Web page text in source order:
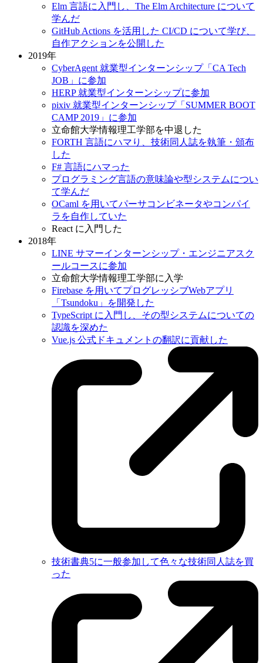
Elm 言語に入門し、The Elm Architecture について
学んだ
GitHub Actions を活用した CI/CD について学び、
自作アクションを公開した
2019年
CyberAgent 就業型インターンシップ「CA Tech
JOB」に参加
HERP 就業型インターンシップに参加
pixiv 就業型インターンシップ「SUMMER BOOT
CAMP 2019」に参加
立命館大学情報理工学部を中退した
FORTH 言語にハマり、技術同人誌を執筆・頒布
した
F# 言語にハマった
プログラミング言語の意味論や型システムについ
て学んだ
OCaml を用いてパーサコンビネータやコンパイ
ラを自作していた
React に入門した
2018年
LINE サマーインターンシップ・エンジニアスク
ールコースに参加
立命館大学情報理工学部に入学
Firebase を用いてプログレッシブWebアプリ
「Tsundoku」を開発した
TypeScript に入門し、その型システムについての
認識を深めた
Vue.js 公式ドキュメントの翻訳に貢献した
技術書典5に一般参加して色々な技術同人誌を買
った